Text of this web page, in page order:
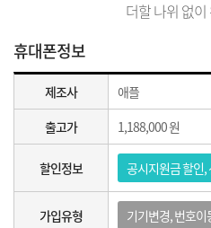
더할 나위 없
휴대폰정보
제조사
애플
출고가
1,188,000 원
할인정보 공시지원금 할인,
가입유형 기기변경, 번호이